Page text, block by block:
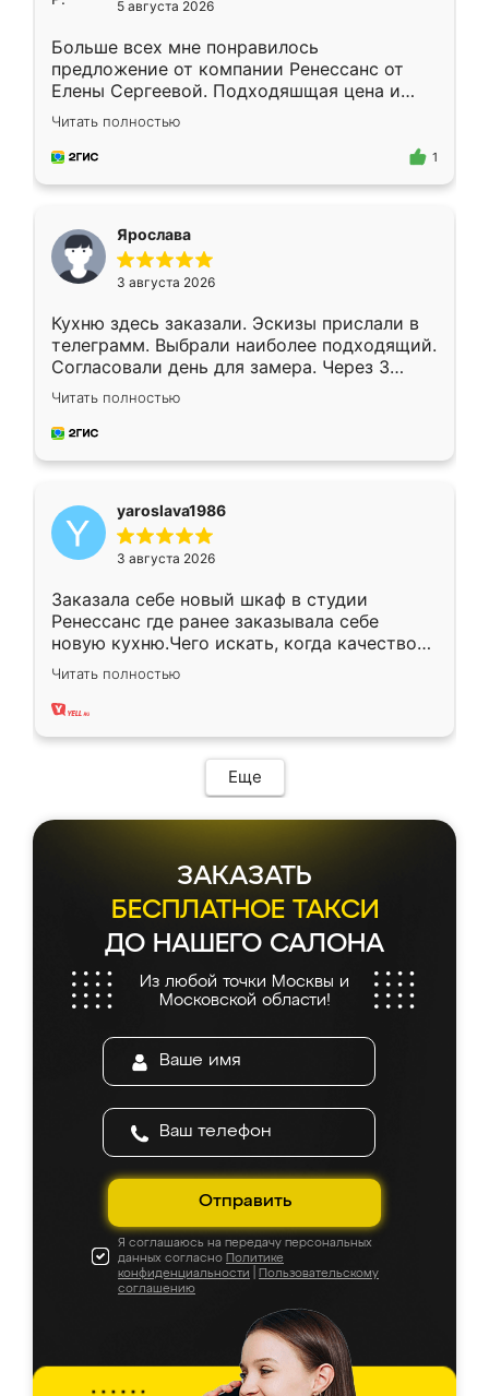
5 августа 2026
Больше всех мне понравилось
предложение от компании Ренессанс от
Елены Сергеевой. Подходяшщая цена и
короткие сроки изготовления. Приехавший
для замера сотрудник Владислав
предложил по моему эскизу самый
Читать полностью
1
Ярослава
3 августа 2026
Кухню здесь заказали. Эскизы прислали в
телеграмм. Выбрали наиболее подходящий.
Согласовали день для замера. Через 3
недели кухня была уже готова. Остались
довольны работой. Спасибо Ренессанс
мебель за качественную работу!
Читать полностью
yaroslava1986
3 августа 2026
Заказала себе новый шкаф в студии
Ренессанс где ранее заказывала себе
новую кухню.Чего искать, когда качеством
вполне довольна. Служит кухня уже почти
два года, нареканий нет.
Читать полностью
Еще
ЗАКАЗАТЬ
БЕСПЛАТНОЕ ТАКСИ
ДО НАШЕГО САЛОНА
Из любой точки Москвы и
Московской области!
Отправить
Я соглашаюсь на передачу персональных
данных согласно Политике
конфиденциальности
Пользовательскому
соглашению